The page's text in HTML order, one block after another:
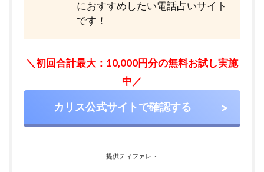
におすすめしたい電話占いサイト
です！
＼初回合計最大：10,000円分の無料お試し実施
中／
カリス公式サイトで確認する
提供ティファレト